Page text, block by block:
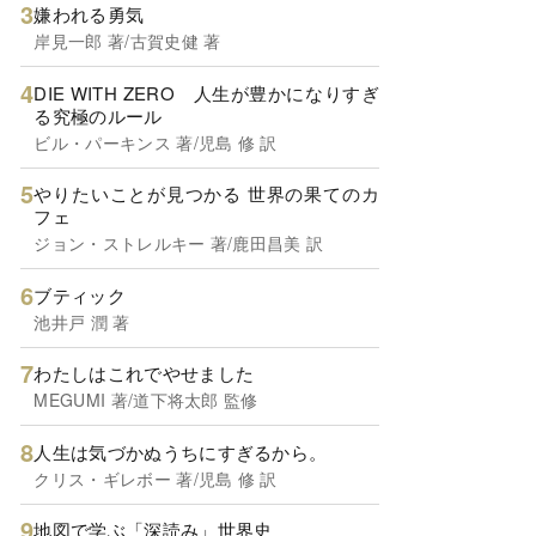
嫌われる勇気
岸見一郎 著/古賀史健 著
DIE WITH ZERO 人生が豊かになりすぎ
る究極のルール
ビル・パーキンス 著/児島 修 訳
やりたいことが見つかる 世界の果てのカ
フェ
ジョン・ストレルキー 著/鹿田昌美 訳
ブティック
池井戸 潤 著
わたしはこれでやせました
MEGUMI 著/道下将太郎 監修
人生は気づかぬうちにすぎるから。
クリス・ギレボー 著/児島 修 訳
地図で学ぶ「深読み」世界史